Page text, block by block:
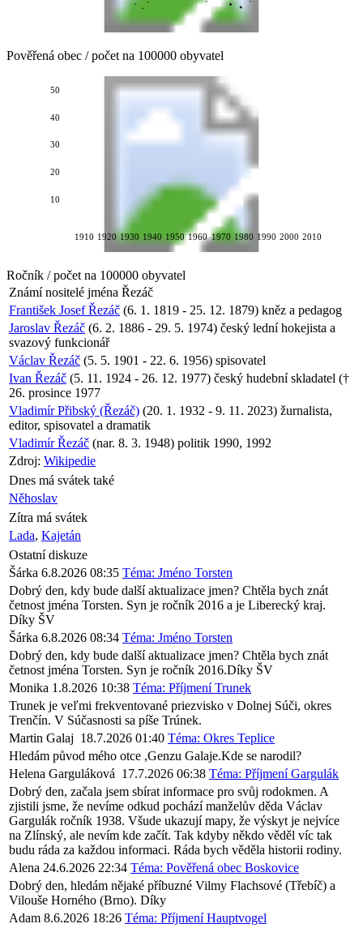
Pověřená obec / počet na 100000 obyvatel
1910 1920 1930 1940 1950 1960 1970 1980 1990 2000 2010
10
20
30
40
50
Ročník / počet na 100000 obyvatel
Známí nositelé jména Řezáč
František Josef Řezáč (6. 1. 1819 - 25. 12. 1879) kněz a pedagog
Jaroslav Řezáč (6. 2. 1886 - 29. 5. 1974) český lední hokejista a
svazový funkcionář
Václav Řezáč (5. 5. 1901 - 22. 6. 1956) spisovatel
Ivan Řezáč (5. 11. 1924 - 26. 12. 1977) český hudební skladatel (†
26. prosince 1977
Vladimír Přibský (Řezáč) (20. 1. 1932 - 9. 11. 2023) žurnalista,
editor, spisovatel a dramatik
Vladimír Řezáč (nar. 8. 3. 1948) politik 1990, 1992
Zdroj: Wikipedie
Dnes má svátek také
Něhoslav
Zítra má svátek
Lada, Kajetán
Ostatní diskuze
Šárka 6.8.2026 08:35 Téma: Jméno Torsten
Dobrý den, kdy bude další aktualizace jmen? Chtěla bych znát
četnost jména Torsten. Syn je ročník 2016 a je Liberecký kraj.
Díky ŠV
Šárka 6.8.2026 08:34 Téma: Jméno Torsten
Dobrý den, kdy bude další aktualizace jmen? Chtěla bych znát
četnost jména Torsten. Syn je ročník 2016.Díky ŠV
Monika 1.8.2026 10:38 Téma: Příjmení Trunek
Trunek je veľmi frekventované priezvisko v Dolnej Súči, okres
Trenčín. V Súčasnosti sa píše Trúnek.
Martin Galaj 18.7.2026 01:40 Téma: Okres Teplice
Hledám původ mého otce ,Genzu Galaje.Kde se narodil?
Helena Garguláková 17.7.2026 06:38 Téma: Příjmení Gargulák
Dobrý den, začala jsem sbírat informace pro svůj rodokmen. A
zjistili jsme, že nevíme odkud pochází manželův děda Václav
Gargulák ročník 1938. Všude ukazují mapy, že výskyt je nejvíce
na Zlínský, ale nevím kde začít. Tak kdyby někdo věděl víc tak
budu ráda za každou informaci. Ráda bych věděla historii rodiny.
Alena 24.6.2026 22:34 Téma: Pověřená obec Boskovice
Dobrý den, hledám nějaké příbuzné Vilmy Flachsové (Třebíč) a
Vilouše Horného (Brno). Díky
Adam 8.6.2026 18:26 Téma: Příjmení Hauptvogel